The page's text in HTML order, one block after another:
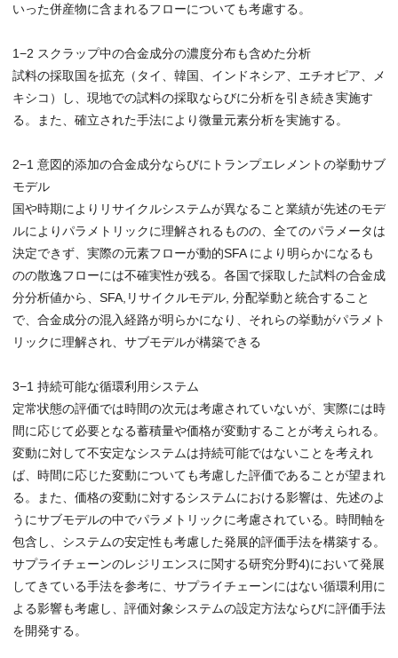
いった併産物に含まれるフローについても考慮する。
1−2 スクラップ中の合金成分の濃度分布も含めた分析
試料の採取国を拡充（タイ、韓国、インドネシア、エチオピア、メ
キシコ）し、現地での試料の採取ならびに分析を引き続き実施す
る。また、確立された手法により微量元素分析を実施する。
2−1 意図的添加の合金成分ならびにトランプエレメントの挙動サブ
モデル
国や時期によりリサイクルシステムが異なること業績が先述のモデ
ルによりパラメトリックに理解されるものの、全てのパラメータは
決定できず、実際の元素フローが動的SFA により明らかになるも
のの散逸フローには不確実性が残る。各国で採取した試料の合金成
分分析値から、SFA,リサイクルモデル, 分配挙動と統合すること
で、合金成分の混入経路が明らかになり、それらの挙動がパラメト
リックに理解され、サブモデルが構築できる
3−1 持続可能な循環利用システム
定常状態の評価では時間の次元は考慮されていないが、実際には時
間に応じて必要となる蓄積量や価格が変動することが考えられる。
変動に対して不安定なシステムは持続可能ではないことを考えれ
ば、時間に応じた変動についても考慮した評価であることが望まれ
る。また、価格の変動に対するシステムにおける影響は、先述のよ
うにサブモデルの中でパラメトリックに考慮されている。時間軸を
包含し、システムの安定性も考慮した発展的評価手法を構築する。
サプライチェーンのレジリエンスに関する研究分野4)において発展
してきている手法を参考に、サプライチェーンにはない循環利用に
よる影響も考慮し、評価対象システムの設定方法ならびに評価手法
を開発する。